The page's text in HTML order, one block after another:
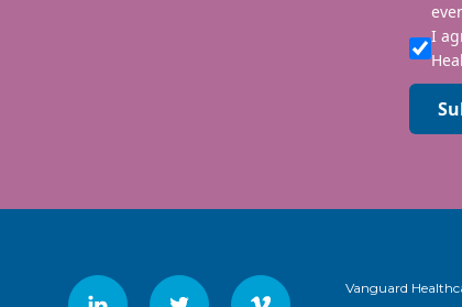
I
Vanguard